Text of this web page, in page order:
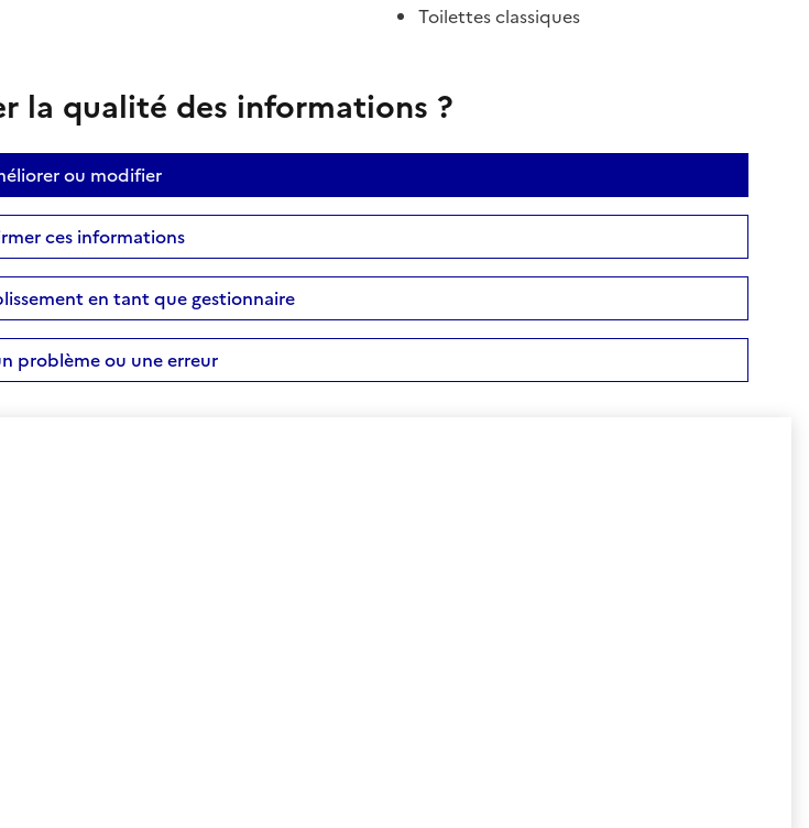
Toilettes classiques
la qualité des informations ?
ou modifier
ces informations
en tant que gestionnaire
problème ou une erreur